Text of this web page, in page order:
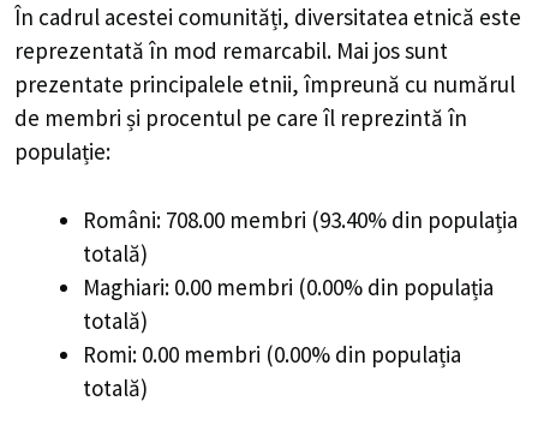
În cadrul acestei comunități, diversitatea etnică este
reprezentată în mod remarcabil. Mai jos sunt
prezentate principalele etnii, împreună cu numărul
de membri și procentul pe care îl reprezintă în
populație:
Români: 708.00 membri (93.40% din populația
totală)
Maghiari: 0.00 membri (0.00% din populația
totală)
Romi: 0.00 membri (0.00% din populația
totală)